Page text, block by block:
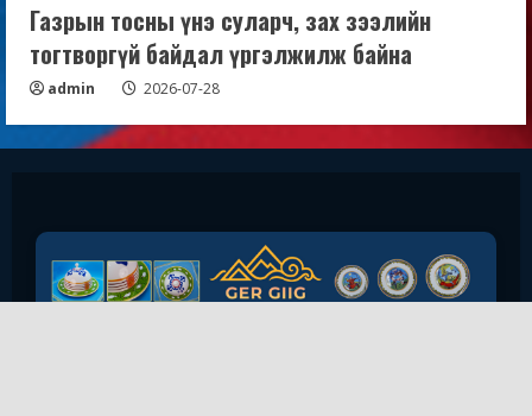
Газрын тосны үнэ суларч, зах зээлийн
тогтворгүй байдал үргэлжилж байна
admin 2026-07-28